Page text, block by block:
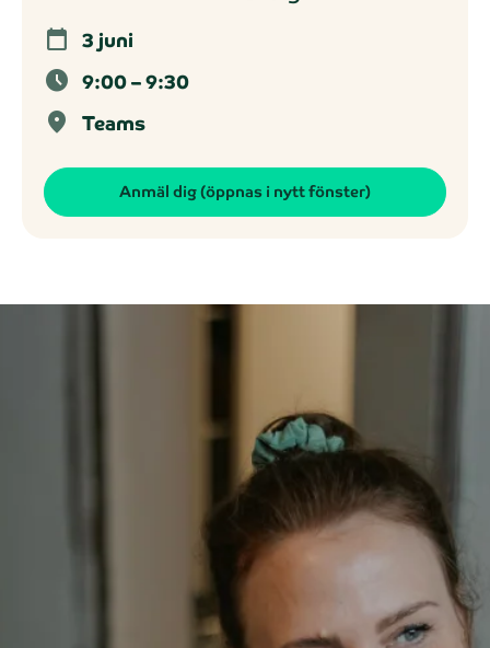
calendar_today 3 juni
schedule 9:00 – 9:30
location_on Teams
Anmäl dig (öppnas i nytt fönster)